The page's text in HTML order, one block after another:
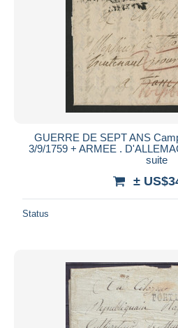
GUERRE DE SEPT ANS
3/9/1759 + ARMEE .
suite
±
Status